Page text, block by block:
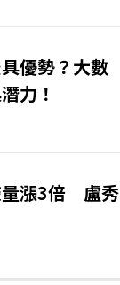
優勢？大數
力！
量漲3倍 盧秀